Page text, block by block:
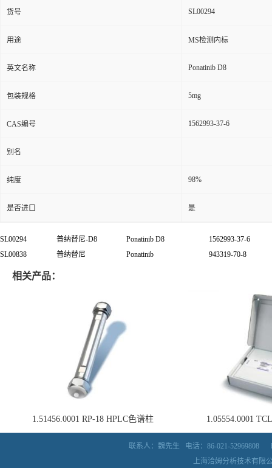
货号 SL00294
用途 MS检测内标
英文名称 Ponatinib D8
包装规格 5mg
CAS编号 1562993-37-6
别名
纯度 98%
是否进口 是
SL00294 普纳替尼-D8 Ponatinib D8
1562993-37-6
SL00838
普纳替尼 Ponatinib 943319-70-8
相关产品：
1.51456.0001 RP-18 HPLC色谱柱 1.05554.0001
联系人：魏先生 电话：86-021-52969808
上海洽姆分析技术有限